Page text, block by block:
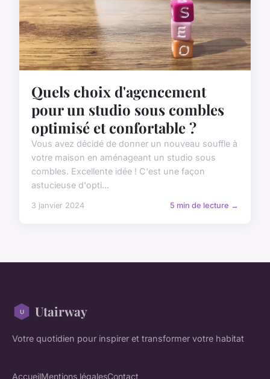
Quels choix d'agencement
pour un studio sous combles
optimisé et confortable ?
Vous avez décidé de donner un nouveau souffle à
votre maison en aménageant un studio sous
combles. Excellente idée ! C'est une façon
astucieuse d'opti...
3 janvier 2024 5 min de lecture →
Utairway
Votre quotidien pour inspirer et transformer votre habitat
AccueilMentions légalesContact